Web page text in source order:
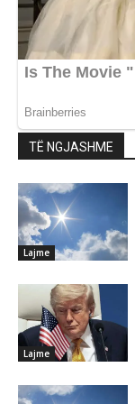
TË NGJASHME
Lajme
Lajme